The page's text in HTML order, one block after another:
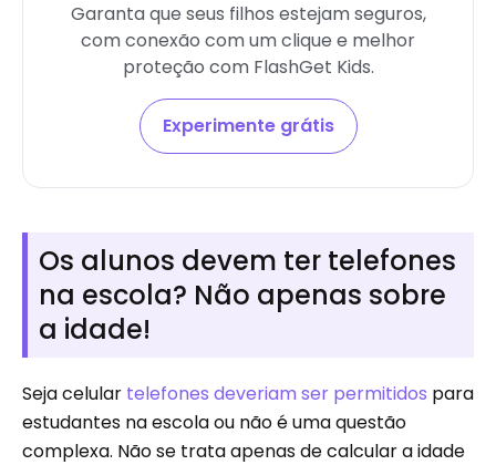
Garanta que seus filhos estejam seguros,
com conexão com um clique e melhor
proteção com FlashGet Kids.
Experimente grátis
Os alunos devem ter telefones
na escola? Não apenas sobre
a idade!
Seja celular telefones deveriam ser permitidos para
estudantes na escola ou não é uma questão
complexa. Não se trata apenas de calcular a idade